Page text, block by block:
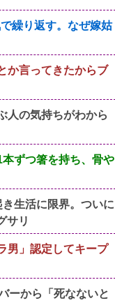
繰り返す。なぜ嫁姑
か言ってきたからブ
人の気持ちがわから
ずつ箸を持ち、骨や
生活に限界。ついに
サリ
男」認定してキープ
ーから「死なないと